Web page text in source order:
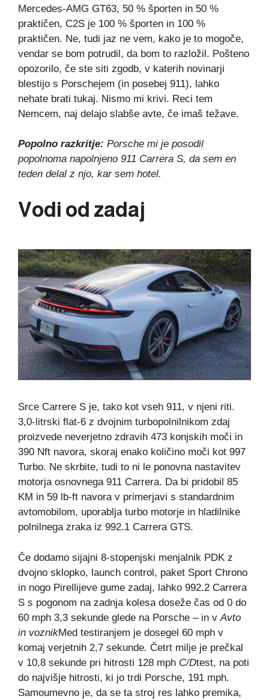
Mercedes-AMG GT63, ​​50 % športen in 50 %
praktičen, C2S je 100 % športen in 100 %
praktičen. Ne, tudi jaz ne vem, kako je to mogoče,
vendar se bom potrudil, da bom to razložil. Pošteno
opozorilo, če ste siti zgodb, v katerih novinarji
blestijo s Porschejem (in posebej 911), lahko
nehate brati tukaj. Nismo mi krivi. Reci tem
Nemcem, naj delajo slabše avte, če imaš težave.
Popolno razkritje: Porsche mi je posodil
popolnoma napolnjeno 911 Carrera S, da sem en
teden delal z njo, kar sem hotel.
Vodi od zadaj
Srce Carrere S je, tako kot vseh 911, v njeni riti.
3,0-litrski flat-6 z dvojnim turbopolnilnikom zdaj
proizvede neverjetno zdravih 473 konjskih moči in
390 Nft navora, skoraj enako količino moči kot 997
Turbo. Ne skrbite, tudi to ni le ponovna nastavitev
motorja osnovnega 911 Carrera. Da bi pridobil 85
KM in 59 lb-ft navora v primerjavi s standardnim
avtomobilom, uporablja turbo motorje in hladilnike
polnilnega zraka iz 992.1 Carrera GTS.
Če dodamo sijajni 8-stopenjski menjalnik PDK z
dvojno sklopko, launch control, paket Sport Chrono
in nogo Pirellijeve gume zadaj, lahko 992.2 Carrera
S s pogonom na zadnja kolesa doseže čas od 0 do
60 mph 3,3 sekunde glede na Porsche – in v Avto
in voznikMed testiranjem je dosegel 60 mph v
komaj verjetnih 2,7 sekunde. Četrt milje je prečkal
v 10,8 sekunde pri hitrosti 128 mph C/Dtest, na poti
do najvišje hitrosti, ki jo trdi Porsche, 191 mph.
Samoumevno je, da se ta stroj res lahko premika,